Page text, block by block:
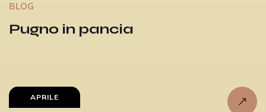
BLOG
Pugno in pancia
APRILE